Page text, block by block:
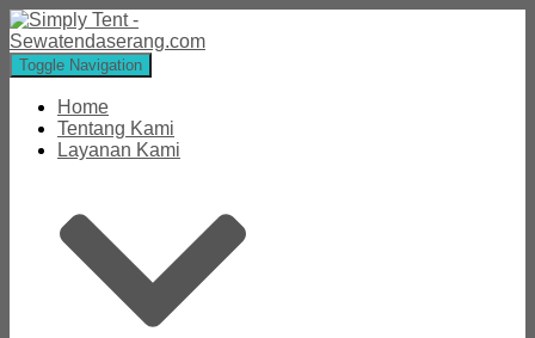
Toggle Navigation
Home
Tentang Kami
Layanan Kami